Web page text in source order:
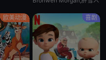
欧美动漫 喜剧